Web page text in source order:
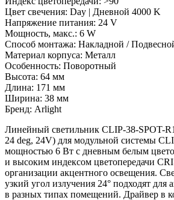
Цвет свечения: Day | Дневной 4000 K
Напряжение питания: 24 V
Мощность, макс.: 6 W
Способ монтажа: Накладной /
Материал корпуса: Металл
Особенность: Поворотный
Высота: 64 мм
Длина: 171 мм
Ширина: 38 мм
Бренд: Arlight
Линейный светильник CLIP-38-SPOT-
24 deg, 24V) для модульной системы
мощностью 6 Вт с дневным белым
и высоким индексом цветопередачи
организации акцентного освещения.
узкий угол излучения 24° подходят для
в разных типах помещений. Драйвер в